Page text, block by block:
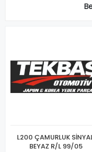
L200 ÇAMURLUK
BEYAZ R/L 99/05